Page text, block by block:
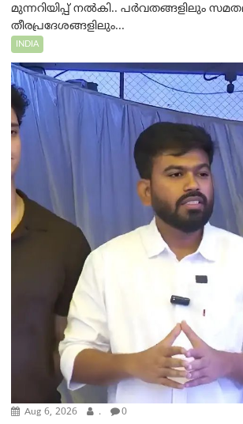
മുന്നറിയിപ്പ് നൽകി.. പർവതങ്ങളിലും
തീരപ്രദേശങ്ങളിലും...
INDIA
Aug 6, 2026 . 0